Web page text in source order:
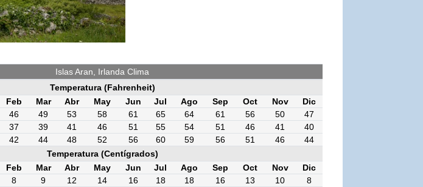
Islas Aran, Irlanda Clima
Temperatura (Fahrenheit)
Feb Mar Abr May Jun Jul Ago Sep Oct Nov
Dic
46 49 53 58 61 65 64 61 56 50
47
37 39 41 46 51 55 54 51 46 41
40
42 44 48 52 56 60 59 56 51 46
44
Temperatura (Centígrados)
Feb Mar Abr May Jun Jul Ago Sep Oct Nov
Dic
8 9 12 14 16 18 18 16 13 10
8